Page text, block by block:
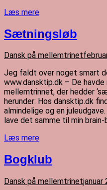
Læs mere
Sætningsløb
Dansk på mellemtrinet
Jeg faldt over noget smart
www.dansktip.dk – De
mellemtrinnet, der hedder
herunder: Hos dansktip.dk
almindelige og en
lave det samme til min brain-
Læs mere
Bogklub
Dansk på mellemtrinetjanuar